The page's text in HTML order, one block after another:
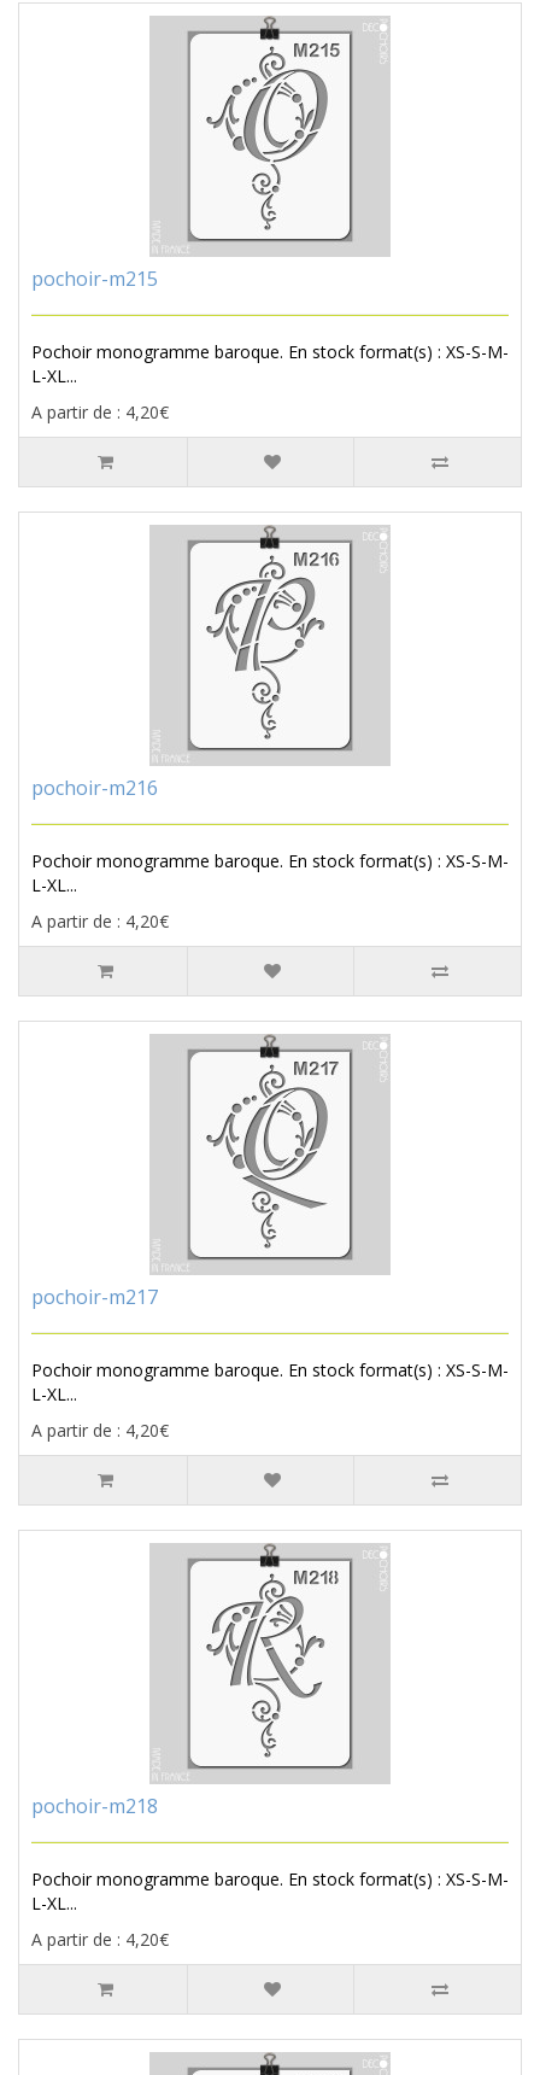
pochoir-m215
Pochoir monogramme baroque. En stock format(s) : XS-S-M-
L-XL...
A partir de : 4,20€
pochoir-m216
Pochoir monogramme baroque. En stock format(s) : XS-S-M-
L-XL...
A partir de : 4,20€
pochoir-m217
Pochoir monogramme baroque. En stock format(s) : XS-S-M-
L-XL...
A partir de : 4,20€
pochoir-m218
Pochoir monogramme baroque. En stock format(s) : XS-S-M-
L-XL...
A partir de : 4,20€